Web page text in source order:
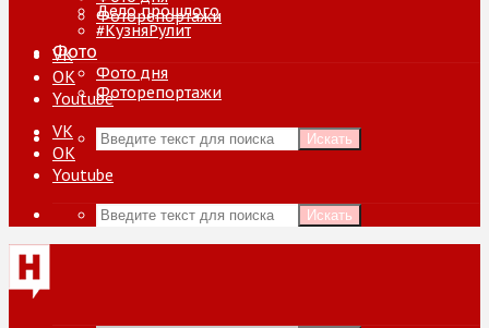
Фоторепортажи
VK
ОК
Youtube
Искать
Дело прошлого
#КузняРулит
Фото
Фото дня
Фоторепортажи
VK
ОК
Youtube
Искать